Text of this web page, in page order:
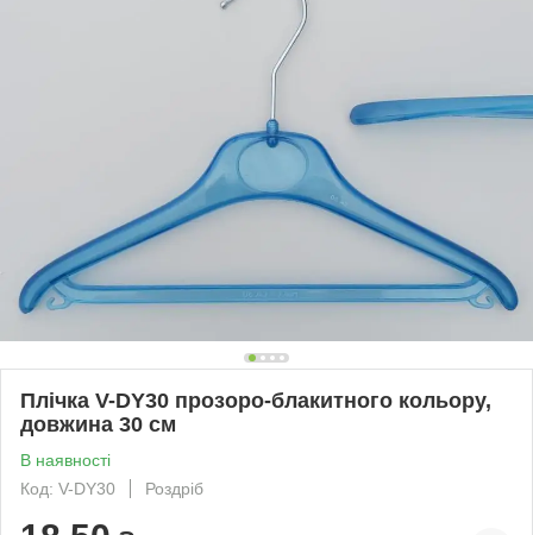
Плічка V-DY30 прозоро-блакитного кольору,
довжина 30 см
В наявності
Код: V-DY30
Роздріб